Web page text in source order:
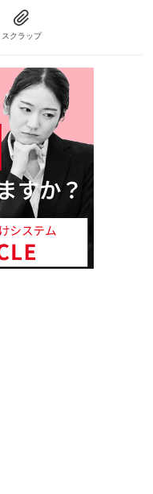
スクラップ